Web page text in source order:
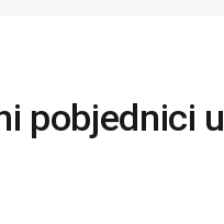
pobjednici u